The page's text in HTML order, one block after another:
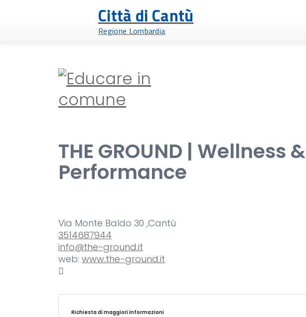
Città di Cantù
Regione Lombardia
THE GROUND | Wellness &
Performance
Via Monte Baldo 30 ,Cantù
3514687944
info@the-ground.it
web: www.the-ground.it
Richiesta di maggiori informazioni